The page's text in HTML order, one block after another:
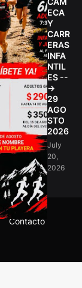
ECA
Y
CARR
ERAS
INFA
NTIL
ES --
->
29
AGO
STO
2026
July
20,
2026
Contacto